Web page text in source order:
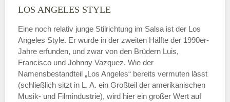
LOS ANGELES STYLE
Eine noch relativ junge Stilrichtung im Salsa ist der Los
Angeles Style. Er wurde in der zweiten Hälfte der 1990er-
Jahre erfunden, und zwar von den Brüdern Luis,
Francisco und Johnny Vazquez. Wie der
Namensbestandteil „Los Angeles“ bereits vermuten lässt
(schließlich sitzt in L. A. ein Großteil der amerikanischen
Musik- und Filmindustrie), wird hier ein großer Wert auf